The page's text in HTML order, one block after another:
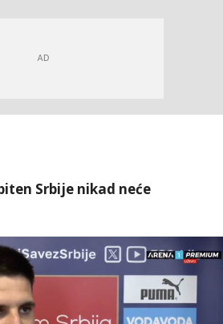
Srbije nikad neće